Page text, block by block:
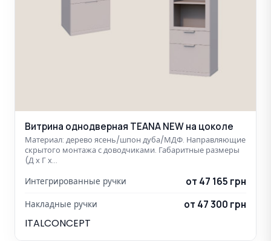
Витрина однодверная TEANA NEW на цоколе
Материал: дерево ясень/шпон дуба/МДФ. Направляющие
скрытого монтажа с доводчиками. Габаритные размеры
(Д х Г х…
Интегрированные ручки от 47 165 грн
Накладные ручки от 47 300 грн
ITALCONCEPT